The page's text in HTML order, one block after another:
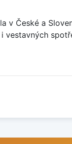
České a
vestavných